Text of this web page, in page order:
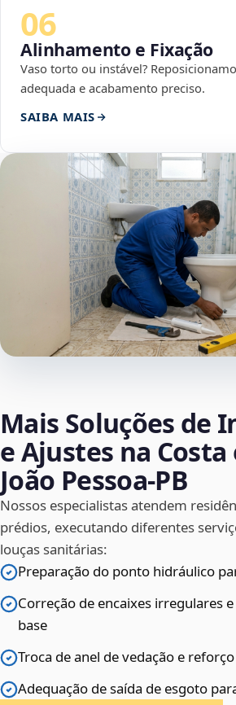
06
Alinhamento e Fixação
Vaso torto ou instável?
adequada e acabamento preciso.
SAIBA MAIS
Mais Soluções de
e Ajustes na Costa
João Pessoa‑PB
Nossos especialistas atendem
prédios, executando diferentes
louças sanitárias:
Preparação do ponto hidráulico
Correção de encaixes irregulares
base
Troca de anel de vedação e
Adequação de saída de esgoto